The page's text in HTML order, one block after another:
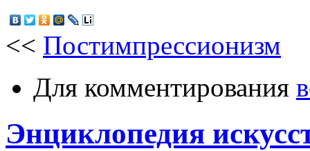
<< Постимпрессионизм
Для комментирования
Энциклопедия